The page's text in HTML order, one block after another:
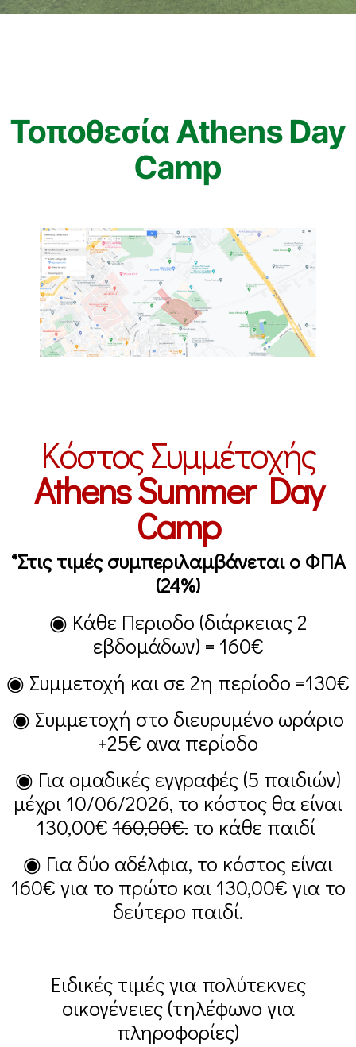
Τοποθεσία Athens Day
Camp
Κόστος Συμμέτοχής
Athens Summer Day
Camp
*Στις τιμές συμπεριλαμβάνεται ο ΦΠΑ
(24%)
◉ Κάθε Περιοδο (διάρκειας 2
εβδομάδων) = 160€
◉ Συμμετοχή και σε 2η περίοδο =130€
◉ Συμμετοχή στο διευρυμένο ωράριο
+25€ ανα περίοδο
◉ Για ομαδικές εγγραφές (5 παιδιών)
μέχρι 10/06/2026, το κόστος θα είναι
130,00€160,00€.το κάθε παιδί
◉ Για δύο αδέλφια, το κόστος είναι
160€ για το πρώτο και 130,00€ για το
δεύτερο παιδί.
Ειδικές τιμές για πολύτεκνες
οικογένειες (τηλέφωνο για
πληροφορίες)